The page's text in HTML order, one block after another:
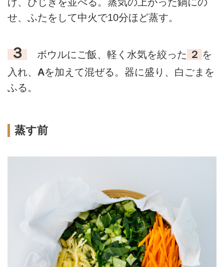
せ、ふたをして中火で10分ほど蒸す。
３ ボウルにご飯、軽く水気を絞った ２ を
入れ、 Aを加えて混ぜる。器に盛り、白ごまを
ふる。
蒸す前